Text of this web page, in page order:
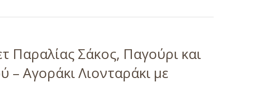
Παραλίας Σάκος, Παγούρι και
– Αγοράκι Λιονταράκι με